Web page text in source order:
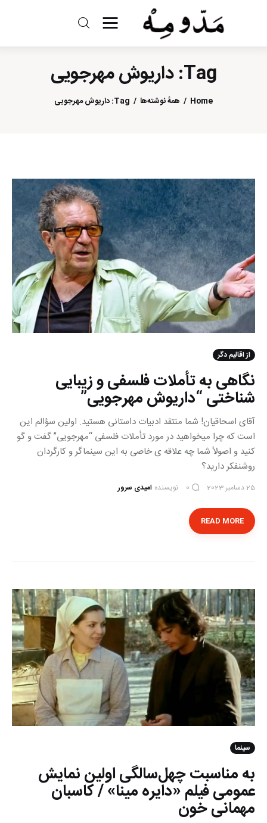
Tag: داریوش مهرجویی
Home همهٔ نوشته‌ها Tag: داریوش مهرجویی
مد و مه
ادبیات
سینما
درباره ما
از اقالیم دگر
نگاهی به تأملات فلسفی و زیبایی
شناختی “داریوش مهرجویی”
آقای اسحاقیان! شما منتقد ادبیات داستانی هستید. اولین سؤالم این
است که چرا میخواهید در مورد تأملات فلسفی “مهرجویی” گفت و گو
کنید و اصولاً شما چه علاقه ی خاصی به این سینماگر و کارگردان
روشنفکر دارید؟
25 دسامبر 2023 0 نویسنده امیدی سرور
READ MORE
سینما
به مناسبت چهل‌سالگی اولین نمایش
عمومی فیلم «دایره مینا» / کاسبان
مهمانی خون